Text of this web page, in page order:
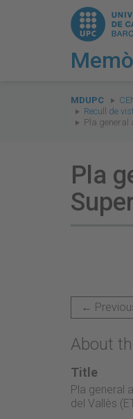
are
here:
MDUPC
Recull de
Pla general
Pla
←
About
Title
Pla general
del Vallès